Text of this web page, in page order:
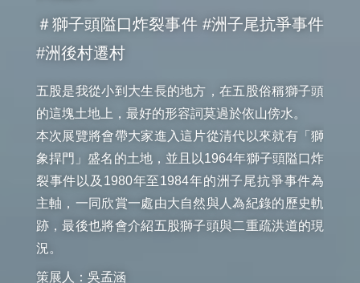
＃獅子頭隘口炸裂事件 #洲子尾抗爭事件
#洲後村遷村
五股是我從小到大生長的地方，在五股俗稱獅子頭
的這塊土地上，最好的形容詞莫過於依山傍水。
本次展覽將會帶大家進入這片從清代以來就有「獅
象捍門」盛名的土地，並且以1964年獅子頭隘口炸
裂事件以及1980年至1984年的洲子尾抗爭事件為
主軸，一同欣賞一處由大自然與人為紀錄的歷史軌
跡，最後也將會介紹五股獅子頭與二重疏洪道的現
況。
策展人：吳孟涵